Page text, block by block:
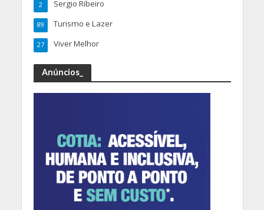
Sergio Ribeiro
2
Turismo e Lazer
89
Viver Melhor
27
Anúncios_